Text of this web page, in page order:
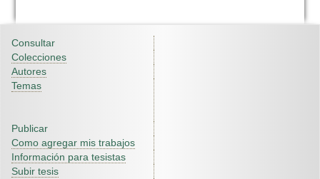
Consultar
Colecciones
Autores
Temas
Publicar
Como agregar mis trabajos
Información para tesistas
Subir tesis